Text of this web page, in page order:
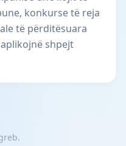
konkurse të reja
të përditësuara
shpejt